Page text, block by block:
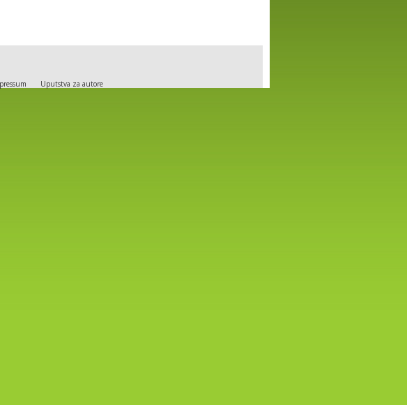
Uputstva za autore